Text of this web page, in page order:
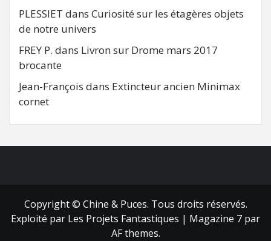
PLESSIET dans Curiosité sur les étagères objets
de notre univers
FREY P. dans Livron sur Drome mars 2017
brocante
Jean-François dans Extincteur ancien Minimax
cornet
Copyright © Chine & Puces. Tous droits réservés.
Exploité par Les Projets Fantastiques | Magazine 7 par
AF themes.